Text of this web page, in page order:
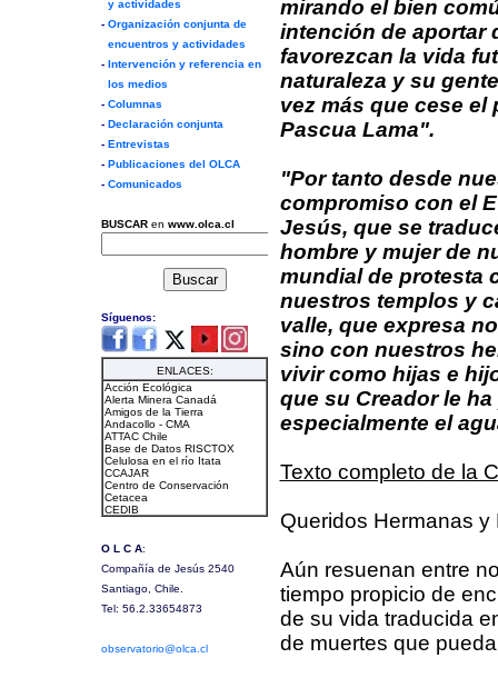
mirando el bien
intención de aportar
favorezcan la vida
naturaleza y su
vez más que cese el
Pascua Lama".
"Por tanto desde
compromiso con el
Jesús, que se
hombre y mujer de
mundial de protesta
nuestros templos y
valle, que expresa
sino con nuestros
vivir como hijas e
que su Creador le
especialmente el
Texto completo de la
Queridos Hermanas y
Aún resuenan entre
tiempo propicio de
de su vida traducida
de muertes que